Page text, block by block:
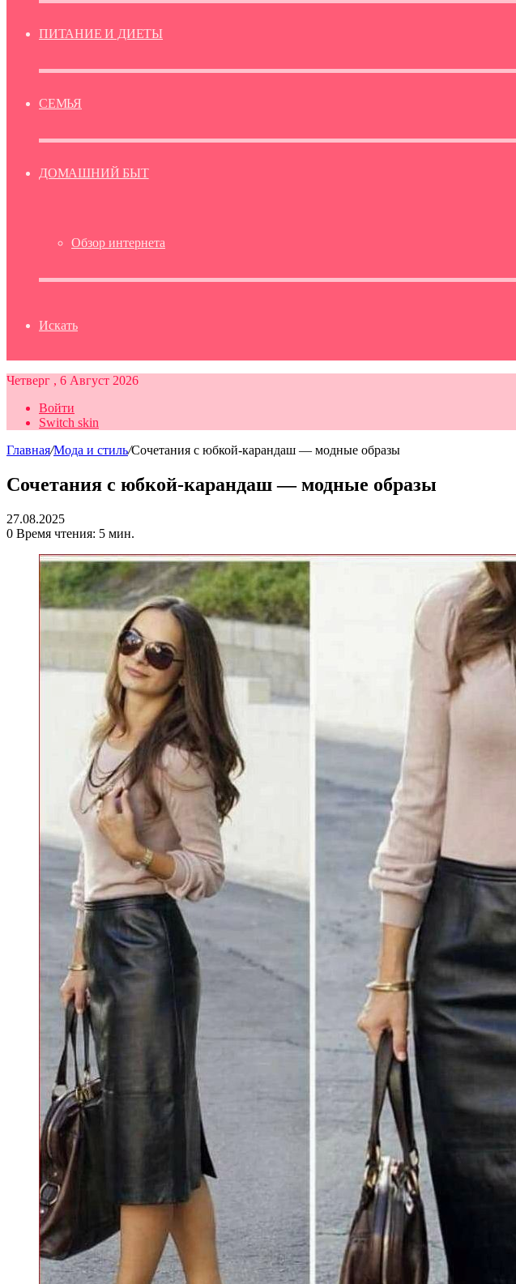
ПИТАНИЕ И ДИЕТЫ
СЕМЬЯ
ДОМАШНИЙ БЫТ
Обзор интернета
Искать
Четверг , 6 Август 2026
Войти
Switch skin
Главная/Мода и стиль/Сочетания с юбкой-карандаш — модные образы
Сочетания с юбкой-карандаш — модные образы
27.08.2025
0 Время чтения: 5 мин.